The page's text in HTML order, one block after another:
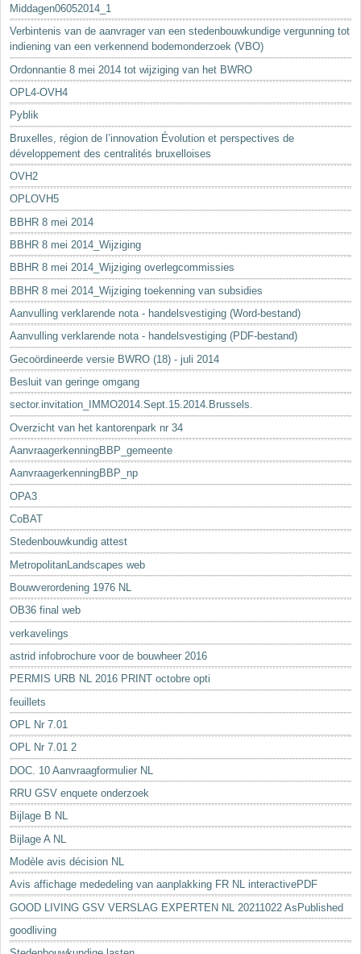
Middagen06052014_1
Verbintenis van de aanvrager van een stedenbouwkundige vergunning tot
indiening van een verkennend bodemonderzoek (VBO)
Ordonnantie 8 mei 2014 tot wijziging van het BWRO
OPL4-OVH4
Pyblik
Bruxelles, région de l’innovation Évolution et perspectives de
développement des centralités bruxelloises
OVH2
OPLOVH5
BBHR 8 mei 2014
BBHR 8 mei 2014_Wijziging
BBHR 8 mei 2014_Wijziging overlegcommissies
BBHR 8 mei 2014_Wijziging toekenning van subsidies
Aanvulling verklarende nota - handelsvestiging (Word-bestand)
Aanvulling verklarende nota - handelsvestiging (PDF-bestand)
Gecoördineerde versie BWRO (18) - juli 2014
Besluit van geringe omgang
sector.invitation_IMMO2014.Sept.15.2014.Brussels.
Overzicht van het kantorenpark nr 34
AanvraagerkenningBBP_gemeente
AanvraagerkenningBBP_np
OPA3
CoBAT
Stedenbouwkundig attest
MetropolitanLandscapes web
Bouwverordening 1976 NL
OB36 final web
verkavelings
astrid infobrochure voor de bouwheer 2016
PERMIS URB NL 2016 PRINT octobre opti
feuillets
OPL Nr 7.01
OPL Nr 7.01 2
DOC. 10 Aanvraagformulier NL
RRU GSV enquete onderzoek
Bijlage B NL
Bijlage A NL
Modèle avis décision NL
Avis affichage mededeling van aanplakking FR NL interactivePDF
GOOD LIVING GSV VERSLAG EXPERTEN NL 20211022 AsPublished
goodliving